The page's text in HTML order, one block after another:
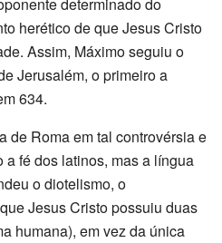
determinado do
herético de que Jesus Cristo
Assim, Máximo seguiu o
Jerusalém, o primeiro a
634.
de Roma em tal controvérsia e
fé dos latinos, mas a língua
o diotelismo, o
Jesus Cristo possuiu duas
humana), em vez da única